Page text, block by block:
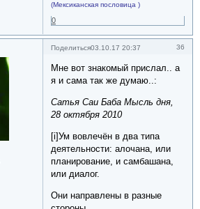
(Мексиканская пословица )
0
Поделиться 36
03.10.17 20:37
Мне вот знакомый прислал.. а
я и сама так же думаю..:
Сатья Саи Баба Мысль дня,
28 октября 2010
[i]Ум вовлечён в два типа
деятельности: aлочана, или
планирование, и cамбашана,
или диалог.
Они направлены в разные